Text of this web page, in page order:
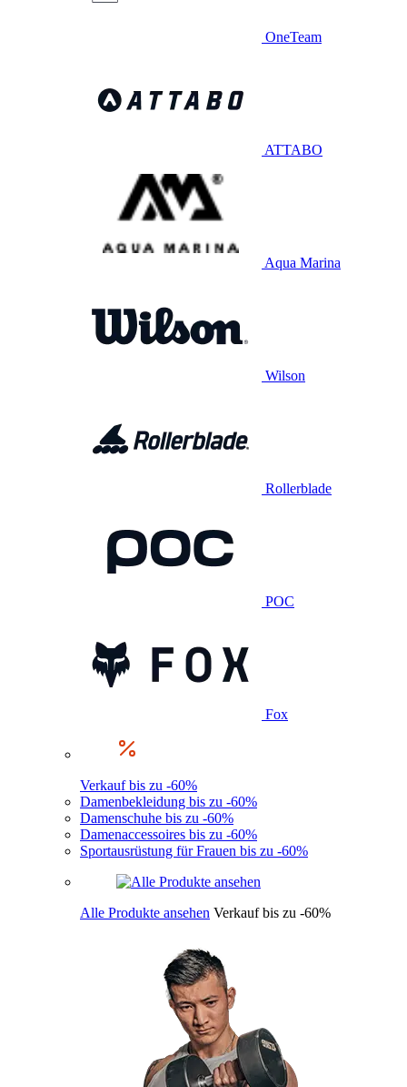
OneTeam
ATTABO
Aqua Marina
Wilson
Rollerblade
POC
Fox
Verkauf bis zu -60%
Damenbekleidung bis zu -60%
Damenschuhe bis zu -60%
Damenaccessoires bis zu -60%
Sportausrüstung für Frauen bis zu -60%
Alle Produkte ansehen Verkauf bis zu -60%